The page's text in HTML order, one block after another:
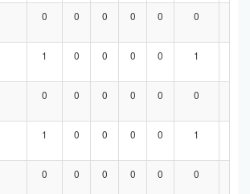
0 0 0 0 0 0
1 0 0 0 0 1
0 0 0 0 0 0
1 0 0 0 0 1
0 0 0 0 0 0